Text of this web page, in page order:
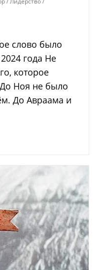
слово было
года Не
которое
Ноя не было
До Авраама и